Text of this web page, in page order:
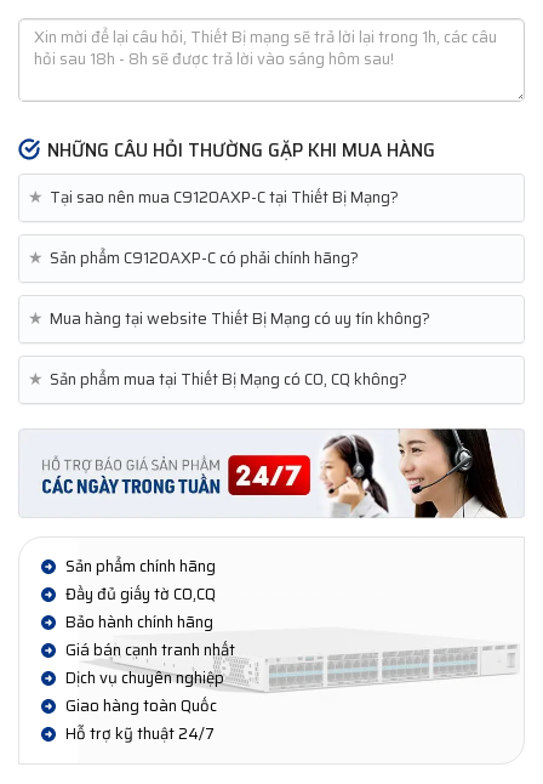
NHỮNG CÂU HỎI THƯỜNG GẶP KHI MUA HÀNG
★ Tại sao nên mua C9120AXP-C tại Thiết Bị Mạng?
★ Sản phẩm C9120AXP-C có phải chính hãng?
★ Mua hàng tại website Thiết Bị Mạng có uy tín không?
★ Sản phẩm mua tại Thiết Bị Mạng có CO, CQ không?
Sản phẩm chính hãng
Đầy đủ giấy tờ CO,CQ
Bảo hành chính hãng
Giá bán cạnh tranh nhất
Dịch vụ chuyên nghiệp
Giao hàng toàn Quốc
Hỗ trợ kỹ thuật 24/7